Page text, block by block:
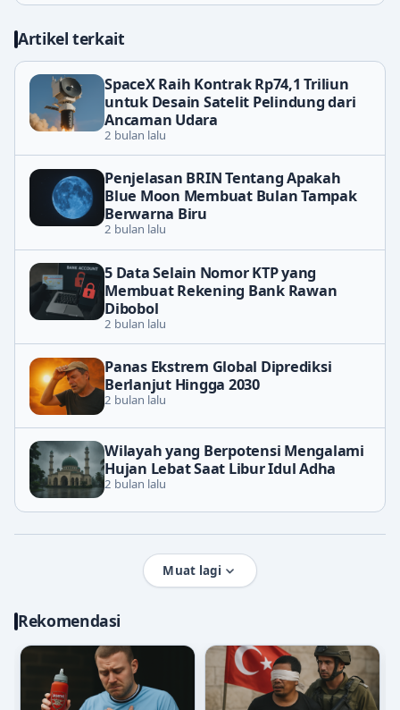
Artikel terkait
SpaceX Raih Kontrak Rp74,1 Triliun
untuk Desain Satelit Pelindung dari
Ancaman Udara
2 bulan lalu
Penjelasan BRIN Tentang Apakah
Blue Moon Membuat Bulan Tampak
Berwarna Biru
2 bulan lalu
5 Data Selain Nomor KTP yang
Membuat Rekening Bank Rawan
Dibobol
2 bulan lalu
Panas Ekstrem Global Diprediksi
Berlanjut Hingga 2030
2 bulan lalu
Wilayah yang Berpotensi Mengalami
Hujan Lebat Saat Libur Idul Adha
2 bulan lalu
Muat lagi
Rekomendasi